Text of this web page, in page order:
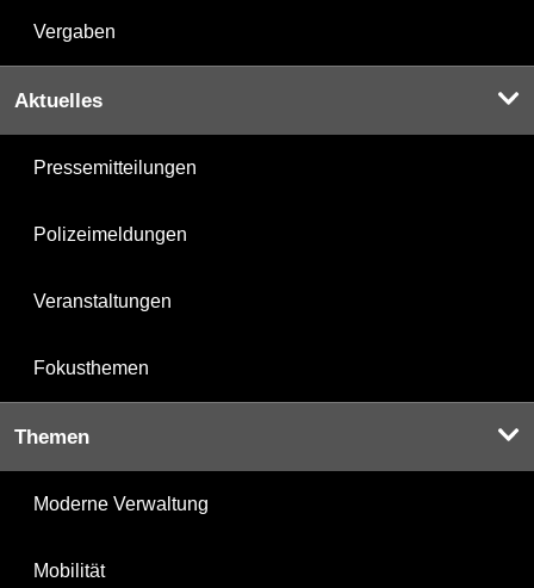
Vergaben
Aktuelles
Pressemitteilungen
Polizeimeldungen
Veranstaltungen
Fokusthemen
Themen
Moderne Verwaltung
Mobilität